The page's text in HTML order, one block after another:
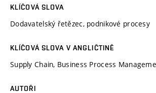
KLÍČOVÁ SLOVA
Dodavatelský řetězec, podnikové procesy
KLÍČOVÁ SLOVA V ANGLIČTINĚ
Supply Chain, Business Process
AUTOŘI